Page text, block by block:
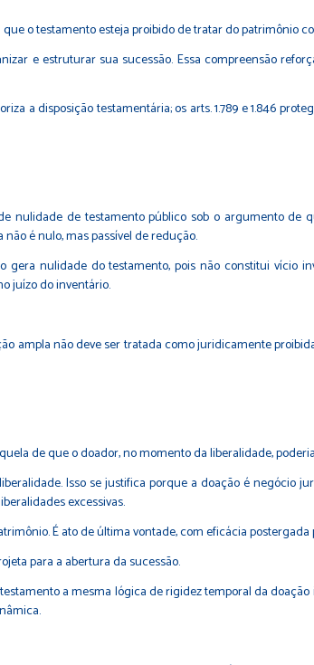
o testamento esteja proibido de tratar do patrimônio
e estruturar sua sucessão. Essa compreensão
a disposição testamentária; os arts. 1.789 e 1.846
nulidade de testamento público sob o argumento de
é nulo, mas passível de redução.
nulidade do testamento, pois não constitui vício
juízo do inventário.
ampla não deve ser tratada como juridicamente
de que o doador, no momento da liberalidade,
Isso se justifica porque a doação é negócio
excessivas.
É ato de última vontade, com eficácia postergada
para a abertura da sucessão.
a mesma lógica de rigidez temporal da